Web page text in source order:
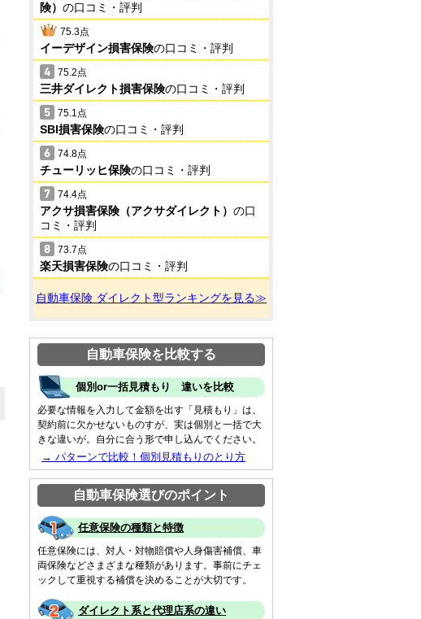
険） の口コミ・評判
75.3点
イーデザイン損害保険の口コミ・評判
75.2点
三井ダイレクト損害保険の口コミ・評判
75.1点
SBI損害保険の口コミ・評判
74.8点
チューリッヒ保険の口コミ・評判
74.4点
アクサ損害保険（アクサダイレクト） の口
コミ・評判
73.7点
楽天損害保険の口コミ・評判
自動車保険 ダイレクト型ランキングを見る≫
自動車保険を比較する
個別or一括見積もり 違いを比較
必要な情報を入力して金額を出す「見積もり」は、
契約前に欠かせないものすが、実は個別と一括で大
きな違いが。自分に合う形で申し込んでください。
→ パターンで比較！個別見積もりのとり方
自動車保険選びのポイント
任意保険の種類と特徴
任意保険には、対人・対物賠償や人身傷害補償、車
両保険などさまざまな種類があります。事前にチェ
ックして重視する補償を決めることが大切です。
ダイレクト系と代理店系の違い